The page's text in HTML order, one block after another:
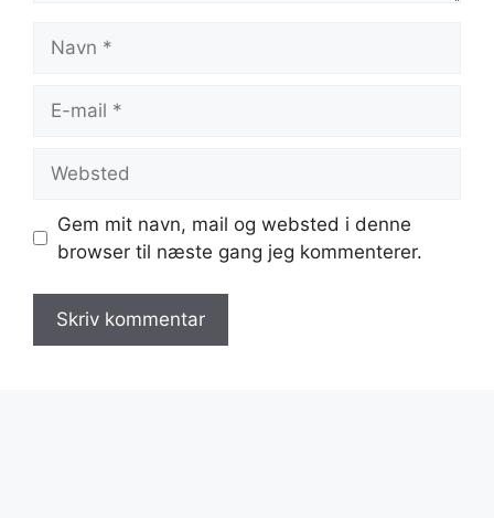
mail
Gem mit navn, mail og websted i denne
browser til næste gang jeg kommenterer.